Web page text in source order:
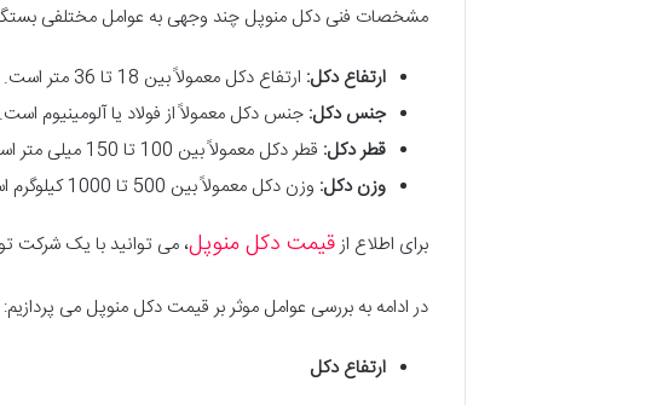
مشخصات فنی دکل منوپل چند وجهی به عوامل مختلفی بستگی
ارتفاع دکل: ارتفاع دکل معمولاً بین 18 تا 36 متر است.
جنس دکل: جنس دکل معمولاً از فولاد یا آلومینیوم است.
قطر دکل: قطر دکل معمولاً بین 100 تا 150 میلی متر است.
وزن دکل: وزن دکل معمولاً بین 500 تا 1000 کیلوگرم است.
برای اطلاع ازقیمت دکل منوپل، می توانید با یک شرکت
در ادامه به بررسی عوامل موثر بر قیمت دکل منوپل می پردازیم:
ارتفاع دکل